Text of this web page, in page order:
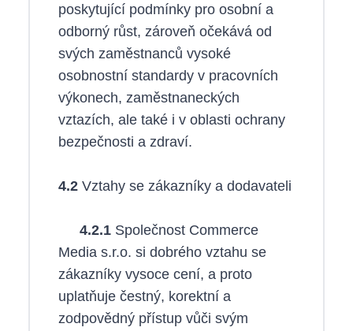
poskytující podmínky pro osobní a
odborný růst, zároveň očekává od
svých zaměstnanců vysoké
osobnostní standardy v pracovních
výkonech, zaměstnaneckých
vztazích, ale také i v oblasti ochrany
bezpečnosti a zdraví.
4.2Vztahy se zákazníky a dodavateli
4.2.1Společnost Commerce
Media s.r.o. si dobrého vztahu se
zákazníky vysoce cení, a proto
uplatňuje čestný, korektní a
zodpovědný přístup vůči svým